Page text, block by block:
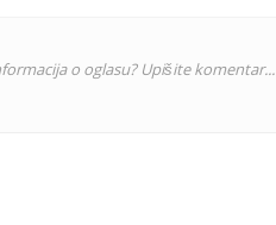
o oglasu? Upišite komentar...